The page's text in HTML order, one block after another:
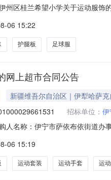
州区桂兰希望小学关于运动服饰
:项目所在行政区划编码:650502
06 15:22
护腿板 足球服
网上超市合同公告
新疆维吾尔自治区｜伊犁哈萨
招标单位：
人名称：伊宁市萨依布依街道办
套15.00304502李宁
06 15:19
运动套装 运动手套 运